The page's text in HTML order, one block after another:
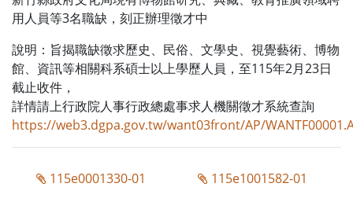
用人員等3名職缺，刻正辦理徵才中
說明：旨揭職缺徵求歷史、民俗、文學史、視覺藝術、博物
館、資訊等相關科系碩士以上學歷人員，至115年2月23日
截止收件，
詳情請上行政院人事行政總處事求人機關徵才系統查詢
https://web3.dgpa.gov.tw/want03front/AP/
115e0001330-01 115e1001582-01